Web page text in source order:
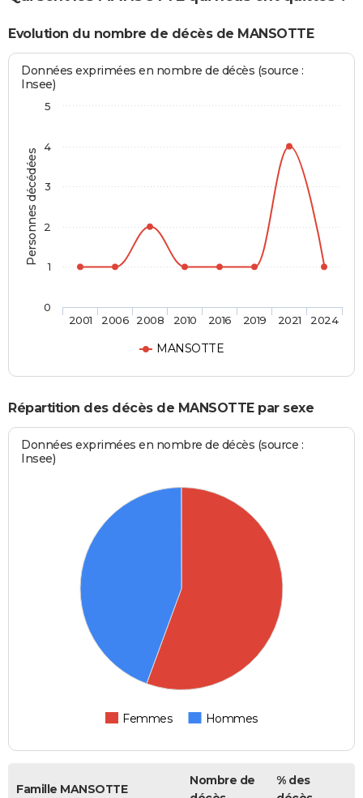
Evolution du nombre de décès de MANSOTTE
Personnes décédées
Données exprimées en nombre de décès (source :
Insee)
MANSOTTE
2001 2006 2008 2010 2016 2019 2021 2024
0
1
2
3
4
5
Répartition des décès de MANSOTTE par sexe
Données exprimées en nombre de décès (source :
Insee)
Femmes Hommes
Famille MANSOTTE
Nombre de
% des